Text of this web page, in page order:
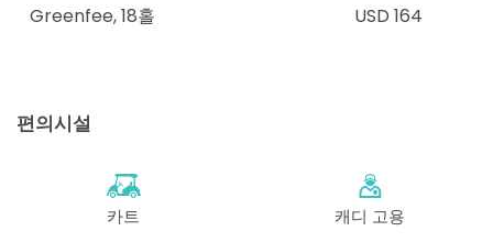
Greenfee,18홀 USD 164
편의시설
카트 캐디 고용